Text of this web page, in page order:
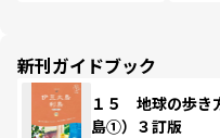
新刊ガイドブック
１５ 地球の歩
島①）３訂版